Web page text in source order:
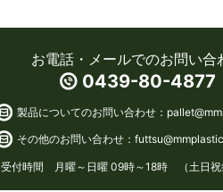
お電話・メールでのお問い合
0439-80-4877
製品についてのお問い合わせ：
その他のお問い合わせ：
受付時間 月曜～日曜 09時～18時 （土日祝